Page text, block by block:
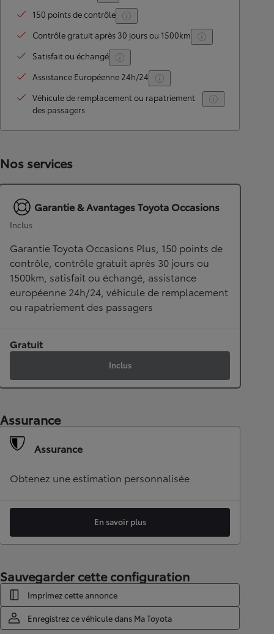
150 points de contrôle
Contrôle gratuit après 30 jours ou 1500km
Satisfait ou échangé
Assistance Européenne 24h/24
Véhicule de remplacement ou rapatriement
des passagers
Nos services
Garantie & Avantages Toyota Occasions
Inclus
Garantie Toyota Occasions Plus, 150 points de
contrôle, contrôle gratuit après 30 jours ou
1500km, satisfait ou échangé, assistance
européenne 24h/24, véhicule de remplacement
ou rapatriement des passagers
Gratuit
Inclus
Assurance
Assurance
Obtenez une estimation personnalisée
En savoir plus
Sauvegarder cette configuration
Imprimez cette annonce
Enregistrez ce véhicule dans Ma Toyota